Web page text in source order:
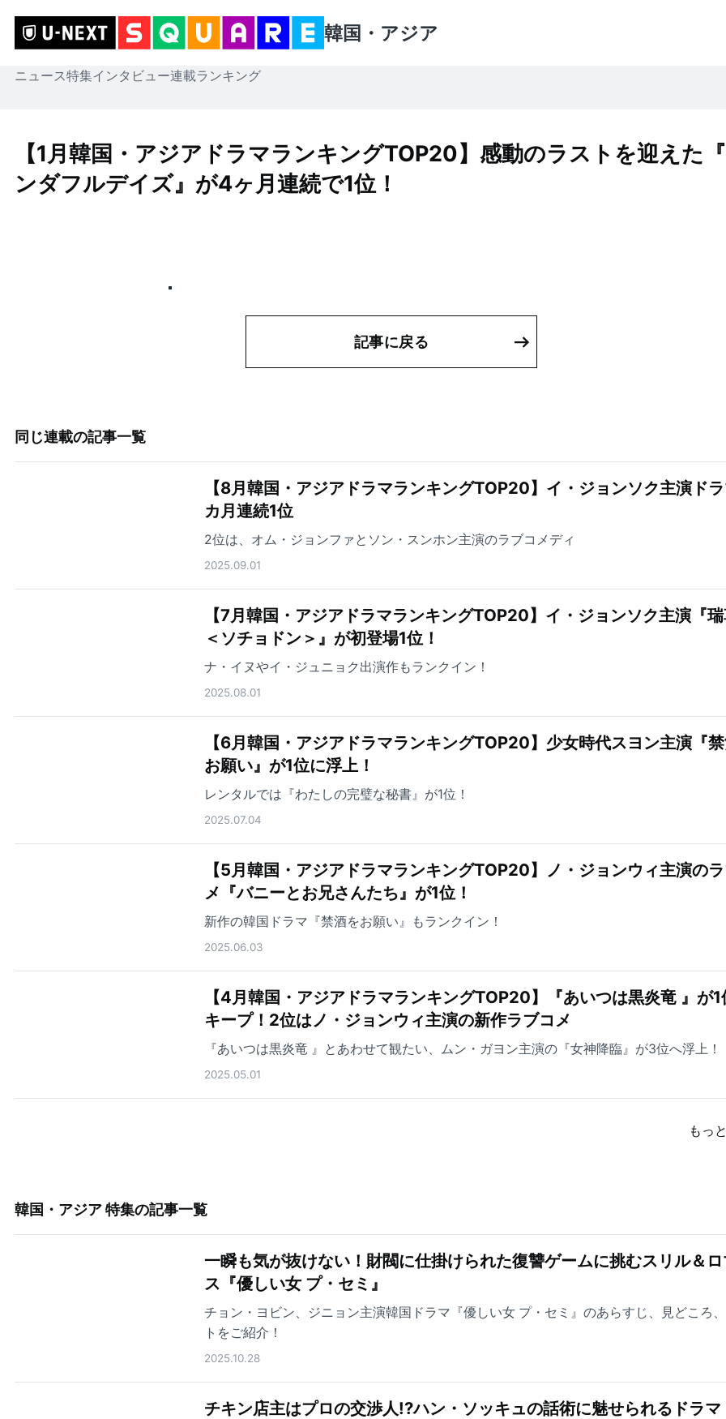
韓国・アジア
ニュース特集インタビュー連載ランキング
【1月韓国・アジアドラマランキングTOP20】感動のラストを迎えた
ンダフルデイズ』が4ヶ月連続で1位！
記事に戻る
同じ連載の記事一覧
【8月韓国・アジアドラマランキングTOP20】イ・ジョンソク主演ド
カ月連続1位
2位は、オム・ジョンファとソン・スンホン主演のラブコメディ
2025.09.01
【7月韓国・アジアドラマランキングTOP20】イ・ジョンソク主演『
＜ソチョドン＞』が初登場1位！
ナ・イヌやイ・ジュニョク出演作もランクイン！
2025.08.01
【6月韓国・アジアドラマランキングTOP20】少女時代スヨン主演『
お願い』が1位に浮上！
レンタルでは『わたしの完璧な秘書』が1位！
2025.07.04
【5月韓国・アジアドラマランキングTOP20】ノ・ジョンウィ主演の
メ『バニーとお兄さんたち』が1位！
新作の韓国ドラマ『禁酒をお願い』もランクイン！
2025.06.03
【4月韓国・アジアドラマランキングTOP20】『あいつは黒炎竜 』が1
キープ！2位はノ・ジョンウィ主演の新作ラブコメ
『あいつは黒炎竜 』とあわせて観たい、ムン・ガヨン主演の『女神降臨』が3位へ浮上！
2025.05.01
もっ
韓国・アジア 特集の記事一覧
一瞬も気が抜けない！財閥に仕掛けられた復讐ゲームに挑むスリル＆
ス『優しい女 プ・セミ』
チョン・ヨビン、ジニョン主演韓国ドラマ『優しい女 プ・セミ』のあらすじ、見どころ
トをご紹介！
2025.10.28
チキン店主はプロの交渉人!?ハン・ソッキュの話術に魅せられるドラマ